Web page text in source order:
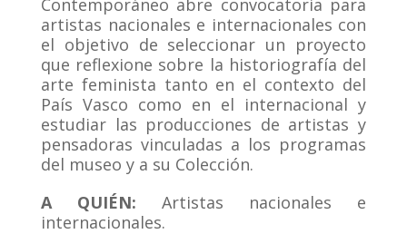
Contemporáneo abre convocatoria para
artistas nacionales e internacionales con
el objetivo de seleccionar un proyecto
que reflexione sobre la historiografía del
arte feminista tanto en el contexto del
País Vasco como en el internacional y
estudiar las producciones de artistas y
pensadoras vinculadas a los programas
del museo y a su Colección.
A QUIÉN: Artistas nacionales e
internacionales.